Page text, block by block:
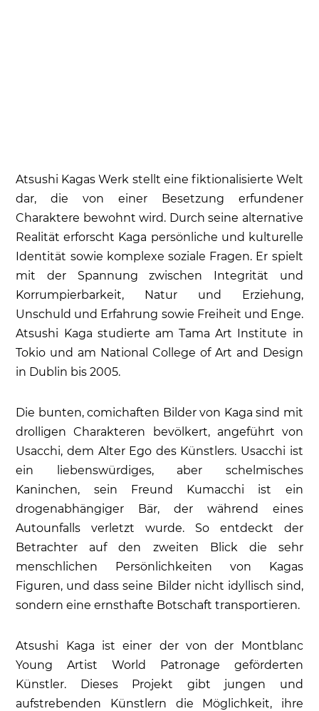
Atsushi Kagas Werk stellt eine fiktionalisierte Welt
dar, die von einer Besetzung erfundener
Charaktere bewohnt wird. Durch seine alternative
Realität erforscht Kaga persönliche und kulturelle
Identität sowie komplexe soziale Fragen. Er spielt
mit der Spannung zwischen Integrität und
Korrumpierbarkeit, Natur und Erziehung,
Unschuld und Erfahrung sowie Freiheit und Enge.
Atsushi Kaga studierte am Tama Art Institute in
Tokio und am National College of Art and Design
in Dublin bis 2005.
Die bunten, comichaften Bilder von Kaga sind mit
drolligen Charakteren bevölkert, angeführt von
Usacchi, dem Alter Ego des Künstlers. Usacchi ist
ein liebenswürdiges, aber schelmisches
Kaninchen, sein Freund Kumacchi ist ein
drogenabhängiger Bär, der während eines
Autounfalls verletzt wurde. So entdeckt der
Betrachter auf den zweiten Blick die sehr
menschlichen Persönlichkeiten von Kagas
Figuren, und dass seine Bilder nicht idyllisch sind,
sondern eine ernsthafte Botschaft transportieren.
Atsushi Kaga ist einer der von der Montblanc
Young Artist World Patronage geförderten
Künstler. Dieses Projekt gibt jungen und
aufstrebenden Künstlern die Möglichkeit, ihre